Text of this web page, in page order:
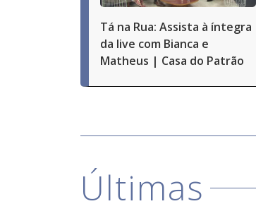
Tá na Rua: Assista à íntegra
da live com Bianca e
Matheus | Casa do Patrão
Últimas